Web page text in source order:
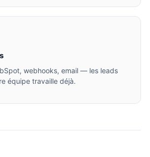
webhooks, email — les leads
équipe travaille déjà.